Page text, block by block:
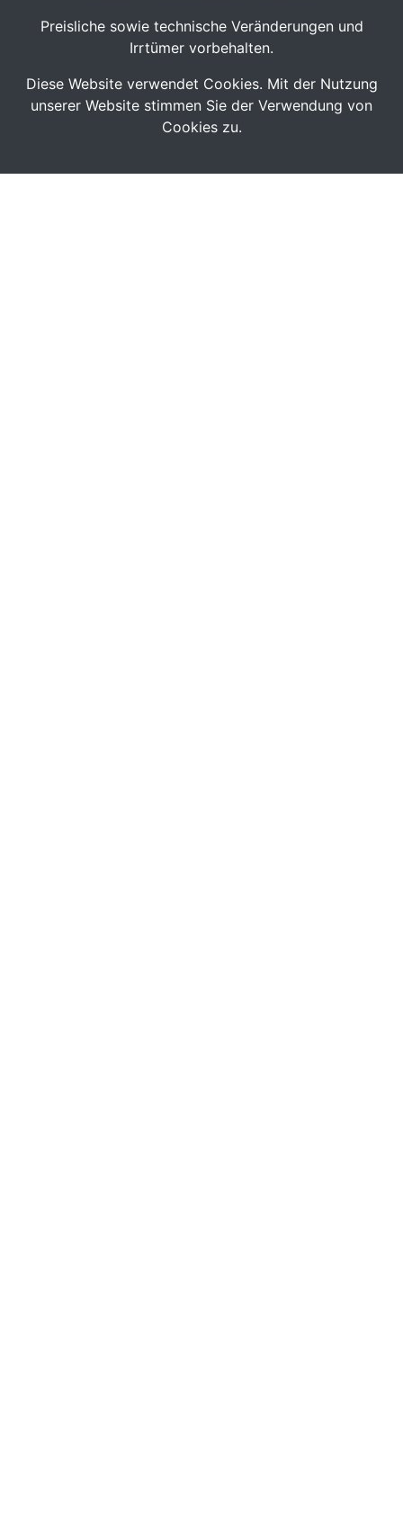
Preisliche sowie technische Veränderungen und
Irrtümer vorbehalten.
Diese Website verwendet Cookies. Mit der Nutzung
unserer Website stimmen Sie der Verwendung von
Cookies zu.